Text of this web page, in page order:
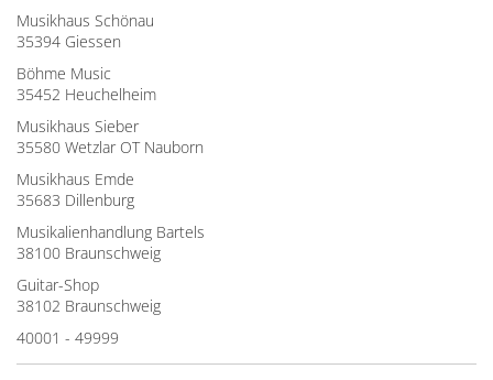
Musikhaus Schönau
35394 Giessen
Böhme Music
35452 Heuchelheim
Musikhaus Sieber
35580 Wetzlar OT Nauborn
Musikhaus Emde
35683 Dillenburg
Musikalienhandlung Bartels
38100 Braunschweig
Guitar-Shop
38102 Braunschweig
40001 - 49999